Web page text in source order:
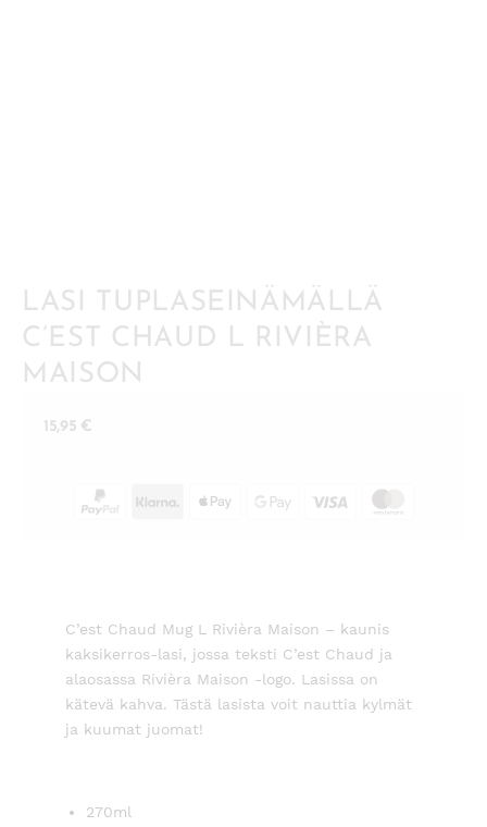
LASI TUPLASEINÄMÄLLÄ
C’EST CHAUD L RIVIÈRA
MAISON
15,95 €
C’est Chaud Mug L Rivièra Maison – kaunis
kaksikerros-lasi, jossa teksti C’est Chaud ja
alaosassa Rivièra Maison -logo. Lasissa on
kätevä kahva. Tästä lasista voit nauttia kylmät
ja kuumat juomat!
270ml